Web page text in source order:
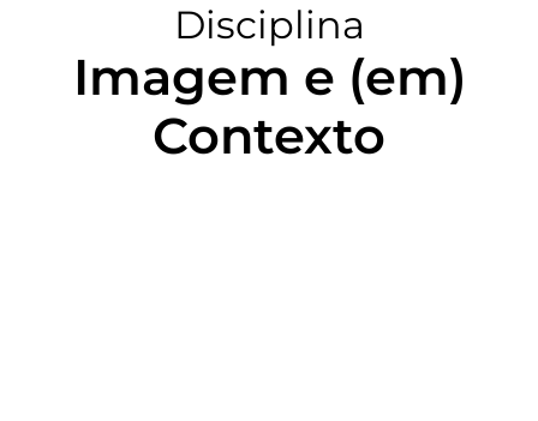
Disciplina
Imagem e (em)
Contexto